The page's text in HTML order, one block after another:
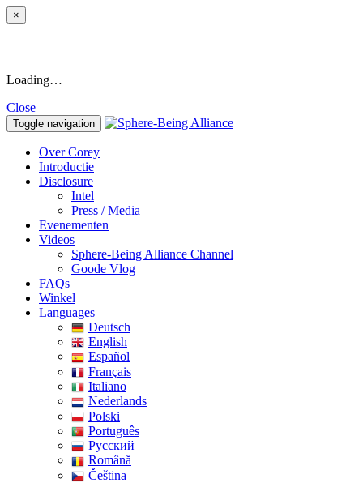
×
Loading…
Close
Toggle navigation
Over Corey
Introductie
Disclosure
Intel
Press / Media
Evenementen
Videos
Sphere-Being Alliance Channel
Goode Vlog
FAQs
Winkel
Languages
Deutsch
English
Español
Français
Italiano
Nederlands
Polski
Português
Pусский
Română
Čeština